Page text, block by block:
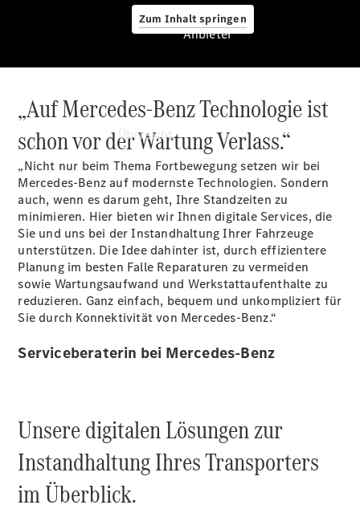
Zum Inhalt springen
Anbieter
Übersicht
Startseite
Modellübersicht
Konfigurator
Ansprechpartner
Probefahrt
vereinbaren
9081 29550
Anbieter
„Auf Mercedes-Benz Technologie ist
schon vor der Wartung Verlass.“
„Nicht nur beim Thema Fortbewegung setzen wir bei
Mercedes-Benz auf modernste Technologien. Sondern
auch, wenn es darum geht, Ihre Standzeiten zu
minimieren. Hier bieten wir Ihnen digitale Services, die
Sie und uns bei der Instandhaltung Ihrer Fahrzeuge
unterstützen. Die Idee dahinter ist, durch effizientere
Planung im besten Falle Reparaturen zu vermeiden
sowie Wartungsaufwand und Werkstattaufenthalte zu
reduzieren. Ganz einfach, bequem und unkompliziert für
Sie durch Konnektivität von Mercedes-Benz.“
Serviceberaterin bei Mercedes-Benz
Unsere digitalen Lösungen zur
Instandhaltung Ihres Transporters
im Überblick.